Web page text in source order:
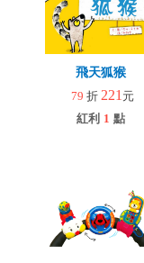
飛天狐猴
79 折 221 元
紅利 1 點